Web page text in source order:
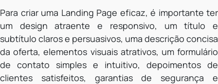
Para criar uma Landing Page eficaz, é importante ter
um design atraente e responsivo, um título e
subtítulo claros e persuasivos, uma descrição concisa
da oferta, elementos visuais atrativos, um formulário
de contato simples e intuitivo, depoimentos de
clientes satisfeitos, garantias de segurança e